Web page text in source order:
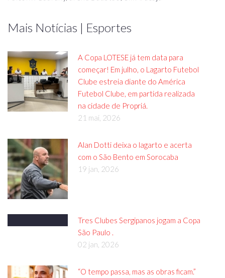
Mais Notícias | Esportes
A Copa LOTESE já tem data para
começar! Em julho, o Lagarto Futebol
Clube estreia diante do América
Futebol Clube, em partida realizada
na cidade de Propriá.
21 mai, 2026
Alan Dotti deixa o lagarto e acerta
com o São Bento em Sorocaba
19 jan, 2026
Tres Clubes Sergipanos jogam a Copa
São Paulo .
02 jan, 2026
“O tempo passa, mas as obras ficam.”